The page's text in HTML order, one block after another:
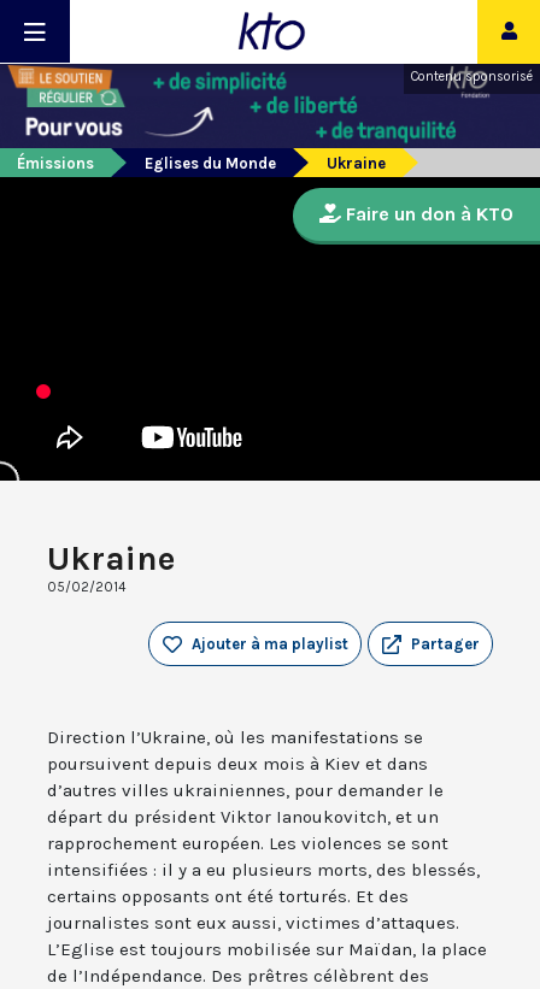
Contenu sponsorisé
Émissions Eglises du Monde Ukraine
Ukraine
05/02/2014
Partager
Ajouter à ma playlist
Direction l’Ukraine, où les manifestations se
poursuivent depuis deux mois à Kiev et dans
d’autres villes ukrainiennes, pour demander le
départ du président Viktor Ianoukovitch, et un
rapprochement européen. Les violences se sont
intensifiées : il y a eu plusieurs morts, des blessés,
certains opposants ont été torturés. Et des
journalistes sont eux aussi, victimes d’attaques.
L’Eglise est toujours mobilisée sur Maïdan, la place
de l’Indépendance. Des prêtres célèbrent des
Faire un don à KTO